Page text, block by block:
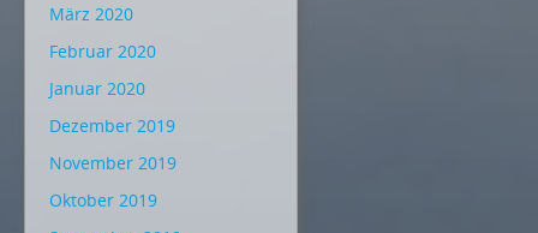
März 2020
Februar 2020
Januar 2020
Dezember 2019
November 2019
Oktober 2019